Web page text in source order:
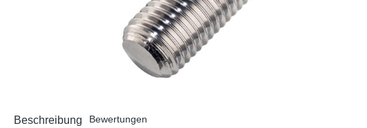
Beschreibung Bewertungen